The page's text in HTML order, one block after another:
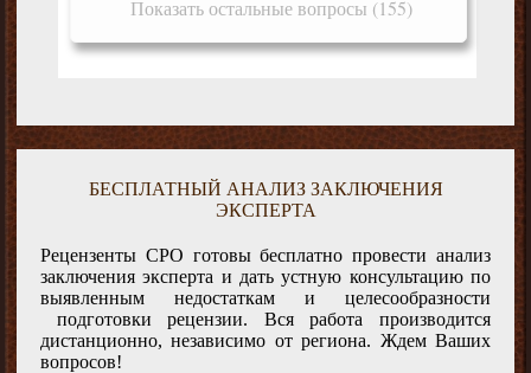
Показать остальные вопросы (155)
БЕСПЛАТНЫЙ АНАЛИЗ ЗАКЛЮЧЕНИЯ
ЭКСПЕРТА
Рецензенты СРО готовы бесплатно провести анализ
заключения эксперта и дать устную консультацию по
выявленным недостаткам и целесообразности
подготовки рецензии. Вся работа производится
дистанционно, независимо от региона. Ждем Ваших
вопросов!